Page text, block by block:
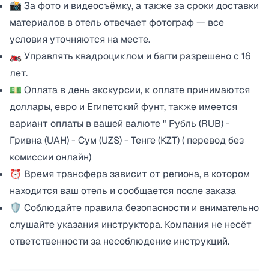
📸 За фото и видеосъёмку, а также за сроки доставки
материалов в отель отвечает фотограф — все
условия уточняются на месте.
🏍️ Управлять квадроциклом и багги разрешено с 16
лет.
💵 Оплата в день экскурсии, к оплате принимаются
доллары, евро и Египетский фунт, также имеется
вариант оплаты в вашей валюте " Рубль (RUB) -
Гривна (UAH) - Сум (UZS) - Тенге (KZT) ( перевод без
комиссии онлайн)
⏰ Время трансфера зависит от региона, в котором
находится ваш отель и сообщается после заказа
🛡️ Соблюдайте правила безопасности и внимательно
слушайте указания инструктора. Компания не несёт
ответственности за несоблюдение инструкций.